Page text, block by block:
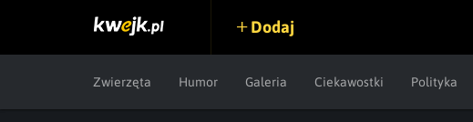
Dodaj
Zwierzęta Humor Galeria Ciekawostki Polityka